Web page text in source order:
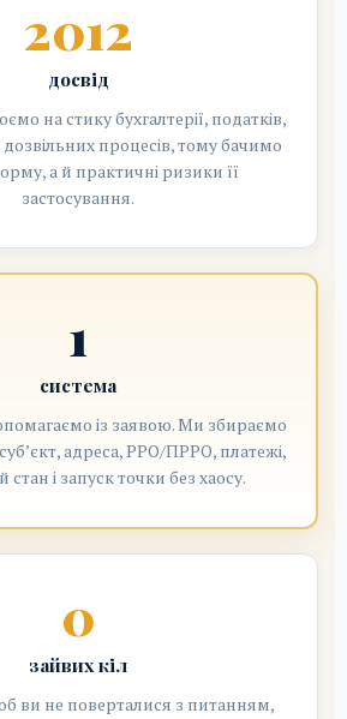
2012
досвід
на стику бухгалтерії, податків,
дозвільних процесів, тому бачимо
а й практичні ризики її
застосування.
1
система
із заявою. Ми збираємо
адреса, РРО/ПРРО, платежі,
стан і запуск точки без хаосу.
0
зайвих кіл
ви не поверталися з питанням,